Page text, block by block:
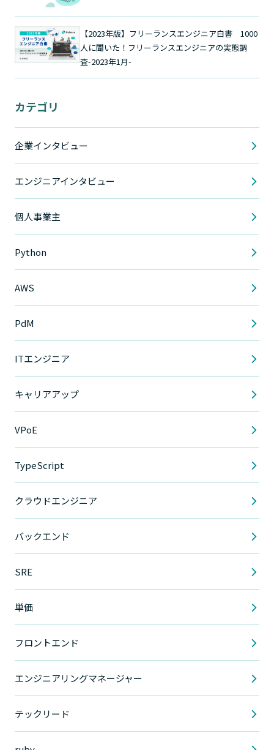
【2023年版】フリーランスエンジニア白書 1000
人に聞いた！フリーランスエンジニアの実態調
査-2023年1月-
カテゴリ
企業インタビュー
エンジニアインタビュー
個人事業主
Python
AWS
PdM
ITエンジニア
キャリアアップ
VPoE
TypeScript
クラウドエンジニア
バックエンド
SRE
単価
フロントエンド
エンジニアリングマネージャー
テックリード